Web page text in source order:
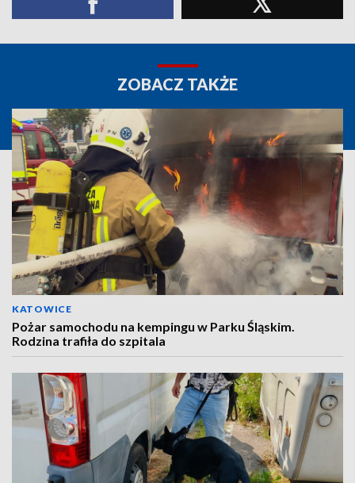
ZOBACZ TAKŻE
KATOWICE
Pożar samochodu na kempingu w Parku Śląskim.
Rodzina trafiła do szpitala